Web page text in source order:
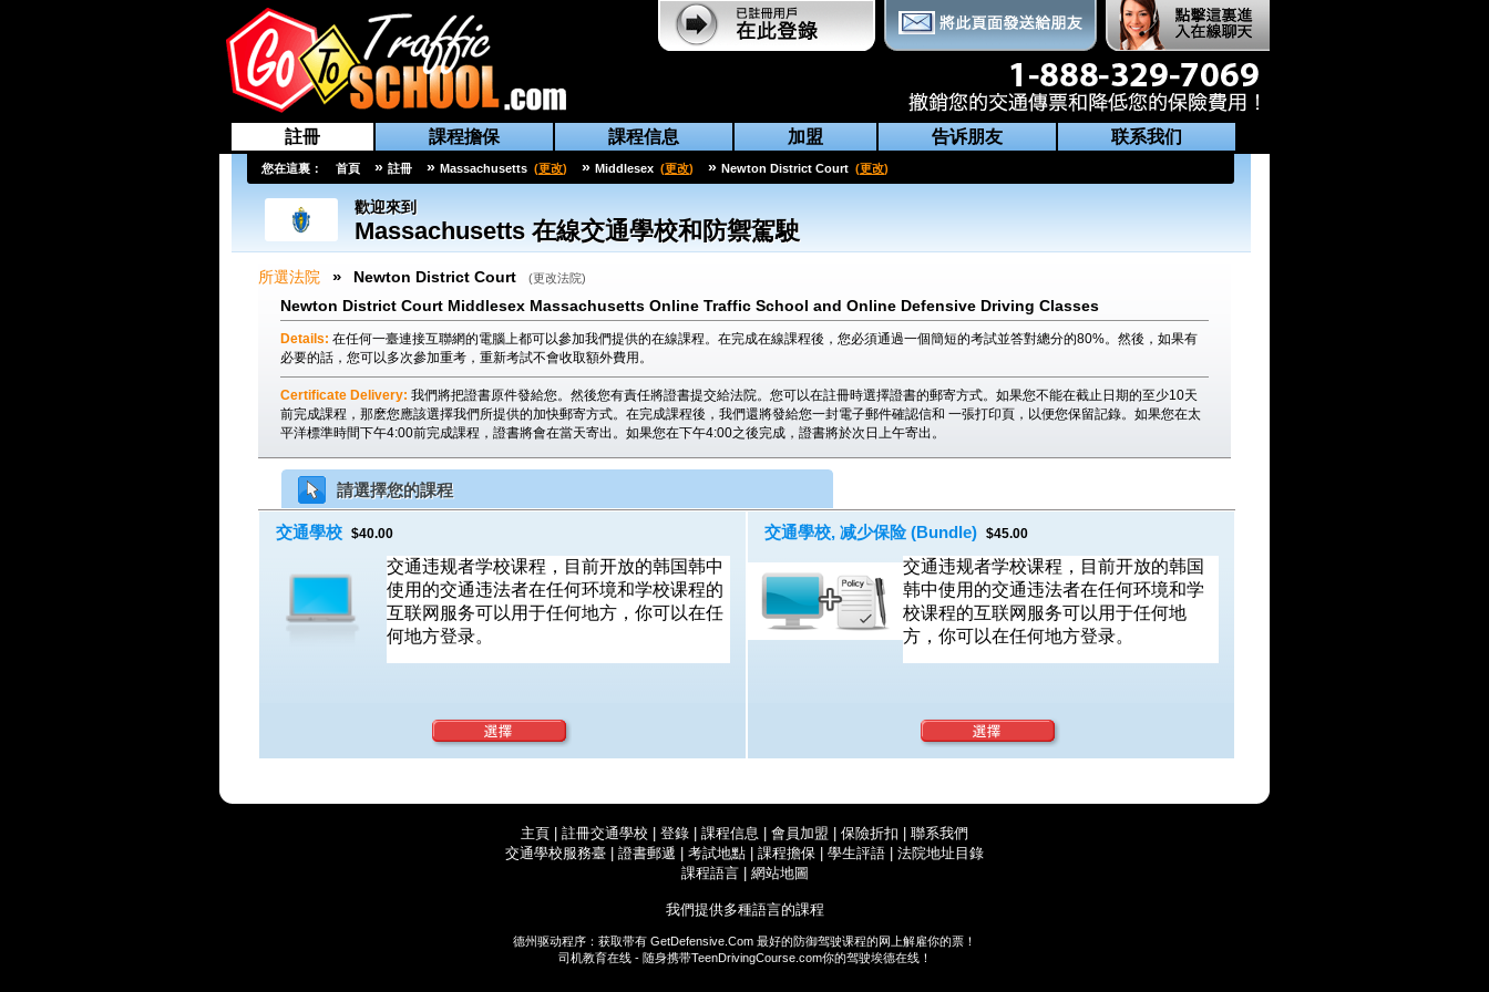
註冊 課程擔保 課程信息 加盟 告诉朋友 联系我们
您在這裏： 首頁 » 註冊 » Massachusetts (更改) » Middlesex (更改) » Newton District Court (更改)
歡迎來到
Massachusetts在線交通學校和防禦駕駛
所選法院 » Newton District Court (更改法院)
Newton District Court Middlesex Massachusetts Online Traffic School and Online Defensive Driving Classes
Details: 在任何一臺連接互聯網的電腦上都可以參加我們提供的在線課程。在完成在線課程後，您必須通過一個簡短的考試並答對總分的80%。然後，如果有
必要的話，您可以多次參加重考，重新考試不會收取額外費用。
Certificate Delivery: 我們將把證書原件發給您。然後您有責任將證書提交給法院。您可以在註冊時選擇證書的郵寄方式。如果您不能在截止日期的至少10天
前完成課程，那麽您應該選擇我們所提供的加快郵寄方式。在完成課程後，我們還將發給您一封電子郵件確認信和 一張打印頁，以便您保留記錄。如果您在太
平洋標準時間下午4:00前完成課程，證書將會在當天寄出。如果您在下午4:00之後完成，證書將於次日上午寄出。
請選擇您的課程
交通學校 $40.00
交通违规者学校课程，目前开放的韩国韩中
使用的交通违法者在任何环境和学校课程的
互联网服务可以用于任何地方，你可以在任
何地方登录。
交通學校, 减少保险 (Bundle) $45.00
交通违规者学校课程，目前开放的韩国
韩中使用的交通违法者在任何环境和学
校课程的互联网服务可以用于任何地
方，你可以在任何地方登录。
主頁 註冊交通學校 登錄 課程信息 會員加盟 保險折扣
聯系我們
交通學校服務臺
證書郵遞 考試地點 課程擔保 學生評語
法院地址目錄
課程語言| 網站地圖
我們提供多種語言的課程
德州驱动程序：获取带有 GetDefensive.Com 最好的防御驾驶课程的网上解雇你的票！
司机教育在线 - 随身携带TeenDrivingCourse.com你的驾驶埃德在线！